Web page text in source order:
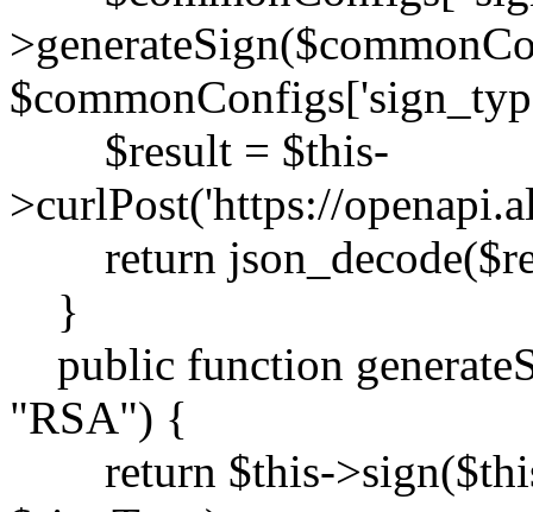
$result = $this-
>curlPost('https://
return
}
public function
"RSA") {
return $this-